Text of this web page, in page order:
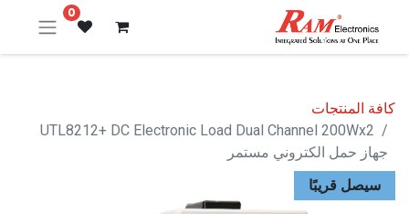
0
كافة المنتجات
UTL8212+ DC Electronic Load Dual Channel 200Wx2
جهاز حمل الكتروني مستمر
سيصل قريبًا